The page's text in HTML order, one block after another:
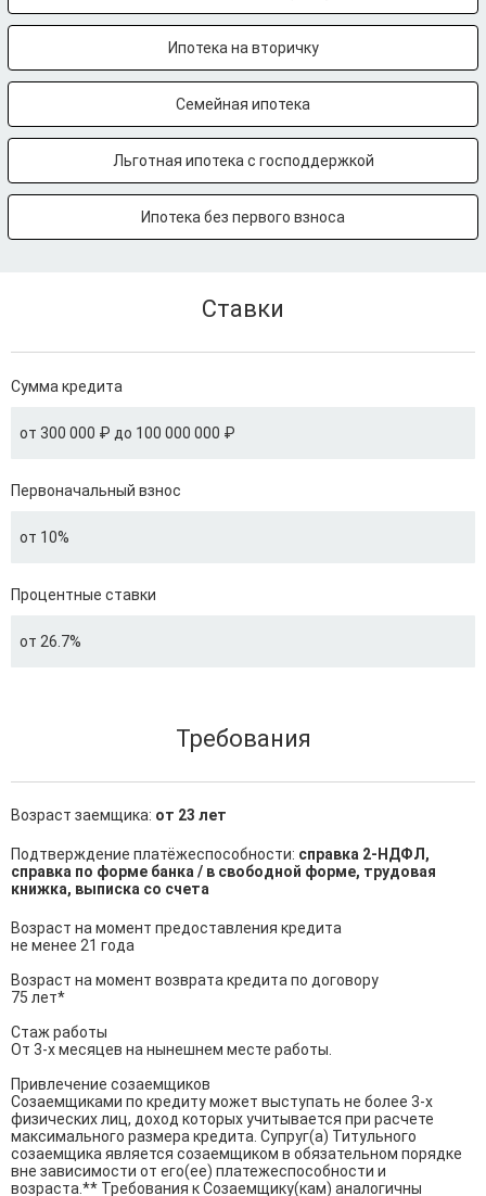
Ипотека на вторичку
Семейная ипотека
Льготная ипотека с господдержкой
Ипотека без первого взноса
Ставки
Сумма кредита
от 300 000 ₽ до 100 000 000 ₽
Первоначальный взнос
от 10%
Процентные ставки
от 26.7%
Требования
Возраст заемщика: от 23 лет
Подтверждение платёжеспособности: справка 2-НДФЛ,
справка по форме банка / в свободной форме, трудовая
книжка, выписка со счета
Возраст на момент предоставления кредита
не менее 21 года
Возраст на момент возврата кредита по договору
75 лет*
Стаж работы
От 3-х месяцев на нынешнем месте работы.
Привлечение созаемщиков
Созаемщиками по кредиту может выступать не более 3-х
физических лиц, доход которых учитывается при расчете
максимального размера кредита. Супруг(а) Титульного
созаемщика является созаемщиком в обязательном порядке
вне зависимости от его(ее) платежеспособности и
возраста.** Требования к Созаемщику(кам) аналогичны